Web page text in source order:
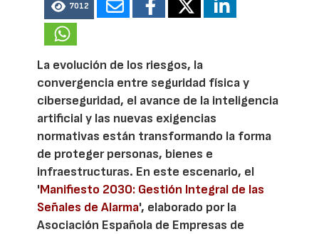
7012
La evolución de los riesgos, la
convergencia entre seguridad física y
ciberseguridad, el avance de la inteligencia
artificial y las nuevas exigencias
normativas están transformando la forma
de proteger personas, bienes e
infraestructuras. En este escenario, el
'Manifiesto 2030: Gestión Integral de las
Señales de Alarma', elaborado por la
Asociación Española de Empresas de